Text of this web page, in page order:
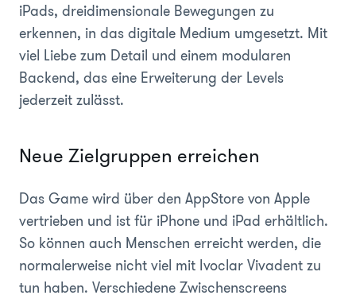
iPads, dreidimensionale Bewegungen zu
erkennen, in das digitale Medium umgesetzt. Mit
viel Liebe zum Detail und einem modularen
Backend, das eine Erweiterung der Levels
jederzeit zulässt.
Neue Zielgruppen erreichen
Das Game wird über den AppStore von Apple
vertrieben und ist für iPhone und iPad erhältlich.
So können auch Menschen erreicht werden, die
normalerweise nicht viel mit Ivoclar Vivadent zu
tun haben. Verschiedene Zwischenscreens